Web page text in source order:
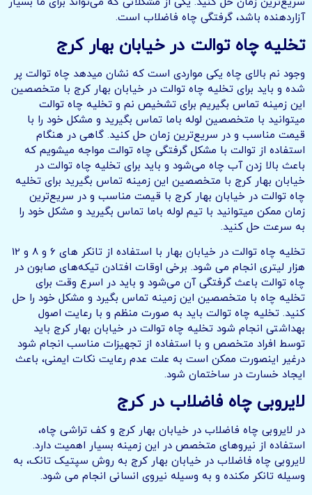
آزاردهنده باشد، گرفتگی چاه فاضلاب است.
تخلیه چاه توالت درخیابان بهار کرج
وجود نم بالای چاه یکی مواردی است که نشان میدهد چاه توالت پر
شده و باید برای تخلیه چاه توالت در خیابان بهار کرج با متخصصین
این زمینه تماس بگیریم برای تشخیص نم و تخلیه چاه توالت
میتوانید با متخصصین لوله باما تماس بگیرید و مشکل خود را با
قیمت مناسب و در سریع‌ترین زمان حل کنید. گاهی در هنگام
استفاده از توالت با مشکل گرفتگی چاه توالت مواجه میشویم که
باعث بالا زدن آب چاه می‌شود و باید برای تخلیه چاه توالت در
خیابان بهار کرج با متخصصین این زمینه تماس بگیرید برای تخلیه
چاه توالت در خیابان بهار کرج با قیمت مناسب و در سریع‌ترین
زمان ممکن میتوانید با تیم لوله باما تماس بگیرید و مشکل خود را
به سرعت حل کنید.
تخلیه چاه توالت در خیابان بهار با استفاده از تانکر های 6 و 8 و 12
هزار لیتری انجام می شود. برخی اوقات افتادن تیکه‌های صابون در
چاه توالت باعث گرفتگی آن می‌شود و باید در اسرع وقت برای
تخلیه چاه با متخصصین این زمینه تماس بگیرد و مشکل خود را حل
کنید. تخلیه چاه توالت باید به صورت منظم و با رعایت اصول
بهداشتی انجام شود تخلیه چاه توالت در خیابان بهار کرج باید
توسط افراد متخصص و با استفاده از تجهیزات مناسب انجام شود
درغیر اینصورت ممکن است به علت عدم رعایت نکات ایمنی، باعث
ایجاد خسارت در ساختمان شود.
لایروبی چاه فاضلاب در کرج
در لایروبی چاه فاضلاب در خیابان بهار کرج و کف‌ تراشی چاه،
استفاده از نیروهای متخصص در این زمینه بسیار اهمیت دارد.
لایروبی چاه فاضلاب در خیابان بهار کرج به روش سپتیک تانک، به
وسیله تانکر مکنده و به وسیله نیروی انسانی انجام می شود.